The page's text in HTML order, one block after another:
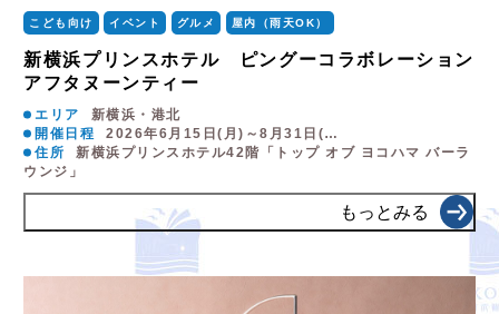
こども向け イベント グルメ 屋内（雨天OK）
新横浜プリンスホテル ピングーコラボレーション
アフタヌーンティー
エリア
新横浜・港北
開催日程
2026年6月15日(月)～8月31日(…
住所
新横浜プリンスホテル42階「トップ オブ ヨコハマ バーラ
ウンジ」
もっとみる